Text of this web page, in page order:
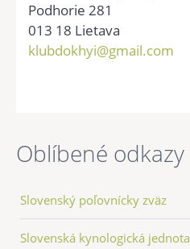
Podhorie 281
013 18 Lietava
klubdokhyi@gmail.com
Oblíbené odkazy
Slovenský poľovnícky zväz
Slovenská kynologická jednota